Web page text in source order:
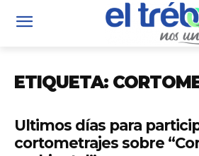
ETIQUETA:
Ultimos días para
cortometrajes sobre